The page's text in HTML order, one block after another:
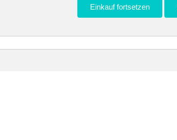
Einkauf fortsetzen